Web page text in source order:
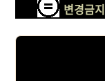
변경금지